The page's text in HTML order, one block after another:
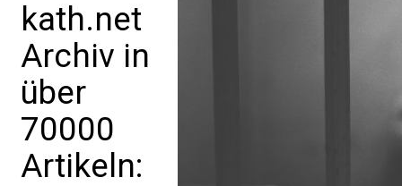
kath.net
Archiv in
über
70000
Artikeln: